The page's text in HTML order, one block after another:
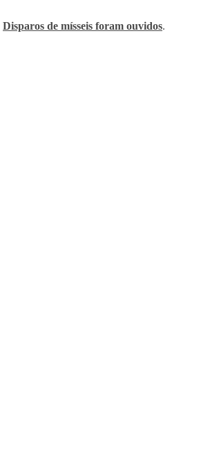
Disparos de mísseis foram ouvidos.